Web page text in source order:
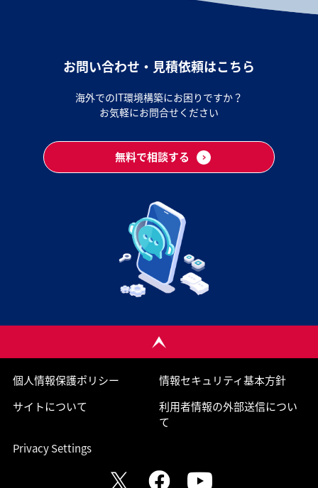
お問い合わせ・見積依頼はこちら
海外でのIT環境構築にお困りですか？
お気軽にお問合せください
無料で相談する
個人情報保護ポリシー
情報セキュリティ基本方針
サイトについて
利用者情報の外部送信につい
て
Privacy Settings